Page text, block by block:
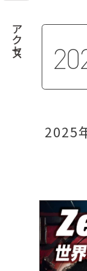
アクセス
2025